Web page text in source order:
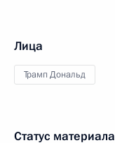
Лица
Трамп Дональд
Статус материала